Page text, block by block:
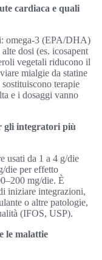
cardiaca e quali
omega-3 (EPA/DHA)
dosi (es. icosapent
vegetali riducono il
mialgie da statine
terapie
e i dosaggi vanno
gli integratori più
usati da 1 a 4 g/die
die per effetto
mg/die. È
iniziare integrazioni,
o altre patologie,
(IFOS, USP).
le malattie